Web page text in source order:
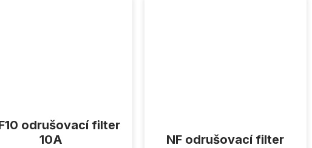
odrušovací filter
10A
NF odrušovací filter